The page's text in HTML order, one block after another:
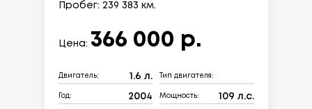
Пробег: 239 383 км.
Цена: 366 000 р.
Двигатель: 1.6 л. Тип двигателя:
Год: 2004 Мощность: 109 л.с.